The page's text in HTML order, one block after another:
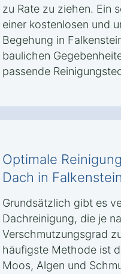
zu Rate zu ziehen. Ein
einer kostenlosen und
Begehung in
baulichen
passende
Optimale
Dach in
Grundsätzlich gibt es
Dachreinigung, die je
Verschmutzungsgrad
häufigste Methode ist
Moos, Algen und